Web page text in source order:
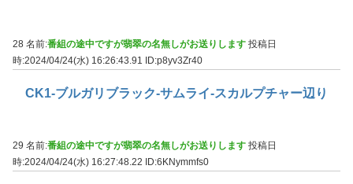
28 名前:番組の途中ですが翡翠の名無しがお送りします 投稿日
時:2024/04/24(水) 16:26:43.91
ID:p8yv3Zr40
CK1-ブルガリブラック-サムライ-スカルプチャー辺り
29 名前:番組の途中ですが翡翠の名無しがお送りします 投稿日
時:2024/04/24(水) 16:27:48.22
ID:6KNymmfs0